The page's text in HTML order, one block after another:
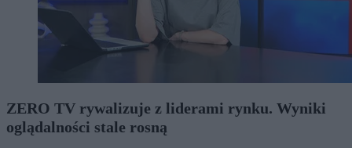
ZERO TV rywalizuje z liderami rynku. Wyniki
oglądalności stale rosną